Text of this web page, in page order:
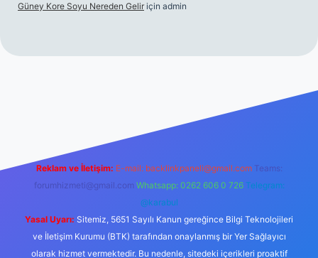
Güney Kore Soyu Nereden Gelir için admin
Reklam ve İletişim: E-mail: backlinkpaneli@gmail.com Teams:
forumhizmeti@gmail.com Whatsapp: 0262 606 0 726 Telegram:
@karabul
Yasal Uyarı: Sitemiz, 5651 Sayılı Kanun gereğince Bilgi Teknolojileri
ve İletişim Kurumu (BTK) tarafından onaylanmış bir Yer Sağlayıcı
olarak hizmet vermektedir. Bu nedenle, sitedeki içerikleri proaktif